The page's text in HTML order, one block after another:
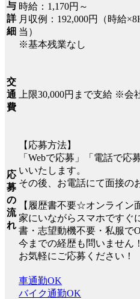
与
詳
細
時給：1,170円～
月収例：192,000円（時給
当）
※基本残業なし
交
通
費
上限30,000円まで支給 ※会
応
募
の
流
れ
【応募方法】
「Webで応募」「電話で
いいたします。
その後、お電話にて面接の
【履歴書不要☆オンライン
家にいながらスマホですぐ
書・志望動機不要・私服で
今までの経歴も問いません！
お気軽にご応募ください！
車通勤OK
バイク通勤OK